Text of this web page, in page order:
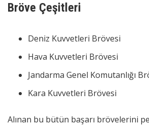
Bröve Çeşitleri
Deniz Kuvvetleri Brövesi
Hava Kuvvetleri Brövesi
Jandarma Genel Komutanlığı
Kara Kuvvetleri Brövesi
Alınan bu bütün başarı brövelerini